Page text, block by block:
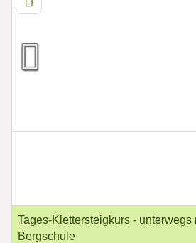
Tages-Klettersteigkurs - unterwegs
Bergschule